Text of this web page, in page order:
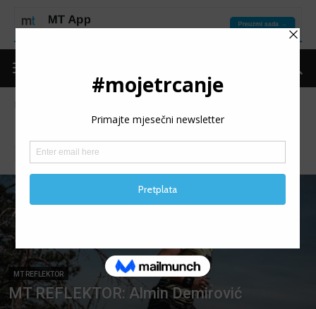
MT REFLEKTOR
Iz svijeta trčanja Izdvojeno
MT REFLEKTOR
MT REFLEKTOR: Almin Demirović